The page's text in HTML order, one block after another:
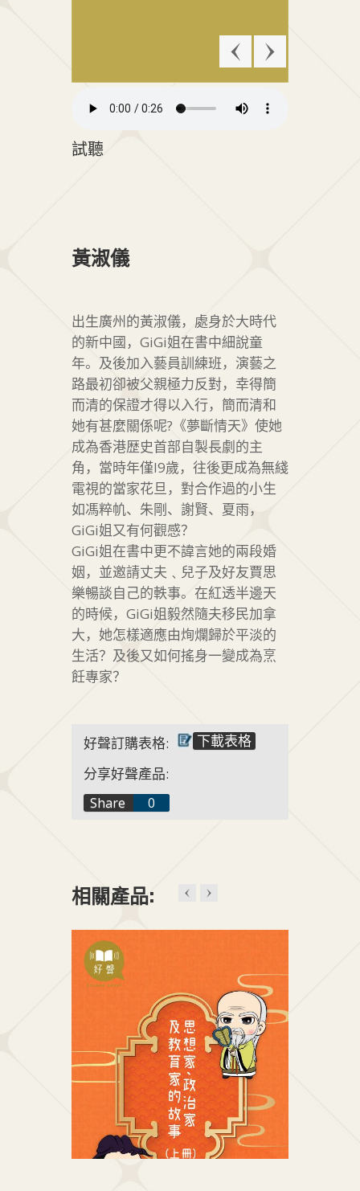
試聽
黃淑儀
出生廣州的黃淑儀，處身於大時代
的新中國，GiGi姐在書中細說童
年。及後加入藝員訓練班，演藝之
路最初卻被父親極力反對，幸得簡
而清的保證才得以入行，簡而清和
她有甚麼關係呢?《夢斷情天》使她
成為香港歴史首部自製長劇的主
角，當時年僅l9歲，往後更成為無綫
電視的當家花旦，對合作過的小生
如馮粹㠶、朱剛、謝賢、夏雨，
GiGi姐又有何觀感？
GiGi姐在書中更不諱言她的兩段婚
姻，並邀請丈夫﹑兒子及好友賈思
樂暢談自己的軼事。在紅透半邊天
的時候，GiGi姐毅然隨夫移民加拿
大，她怎樣適應由㶷爛歸於平淡的
生活？及後又如何搖身一變成為烹
飪專家？
好聲訂購表格:
下載表格
分享好聲產品:
Share
f
0
相關產品: